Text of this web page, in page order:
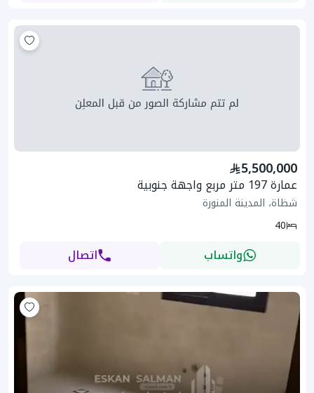
5,500,000
عمارة 197 متر مربع واجهة جنوبية
شظاة، المدينة المنورة
40
واتساب اتصال